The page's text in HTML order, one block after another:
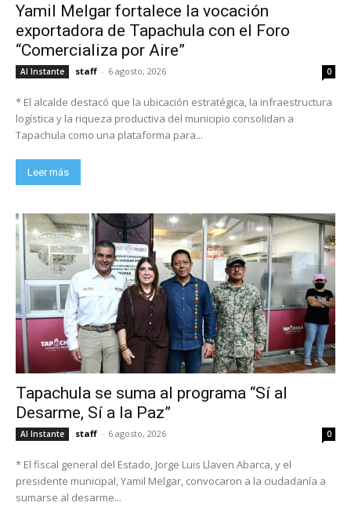
Yamil Melgar fortalece la vocación
exportadora de Tapachula con el Foro
“Comercializa por Aire”
Al Instante staff - 6 agosto, 2026 0
* El alcalde destacó que la ubicación estratégica, la infraestructura
logística y la riqueza productiva del municipio consolidan a
Tapachula como una plataforma para...
Leer más
Tapachula se suma al programa “Sí al
Desarme, Sí a la Paz”
Al Instante staff - 6 agosto, 2026 0
* El fiscal general del Estado, Jorge Luis Llaven Abarca, y el
presidente municipal, Yamil Melgar, convocaron a la ciudadanía a
sumarse al desarme...